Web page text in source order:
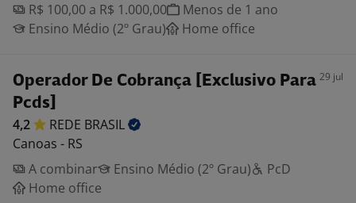
R$ 100,00 a R$ 1.000,00
Menos de 1 ano
Ensino Médio (2º Grau)
Home office
Operador De Cobrança [Exclusivo Para
Pcds]
29 jul
4,2 REDE BRASIL
Canoas - RS
A combinar
Ensino Médio (2º Grau)
PcD
Home office